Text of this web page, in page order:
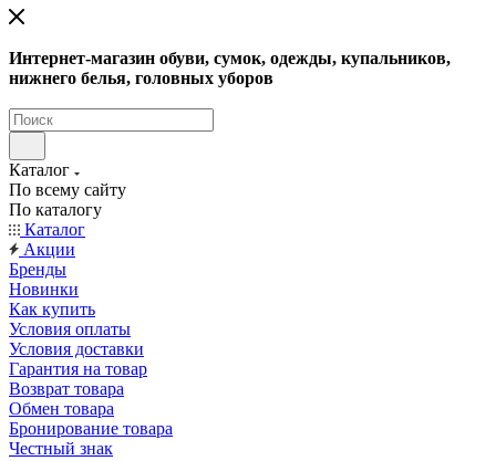
Интернет-магазин обуви, сумок, одежды, купальников,
нижнего белья, головных уборов
Каталог
По всему сайту
По каталогу
Каталог
Акции
Бренды
Новинки
Как купить
Условия оплаты
Условия доставки
Гарантия на товар
Возврат товара
Обмен товара
Бронирование товара
Честный знак